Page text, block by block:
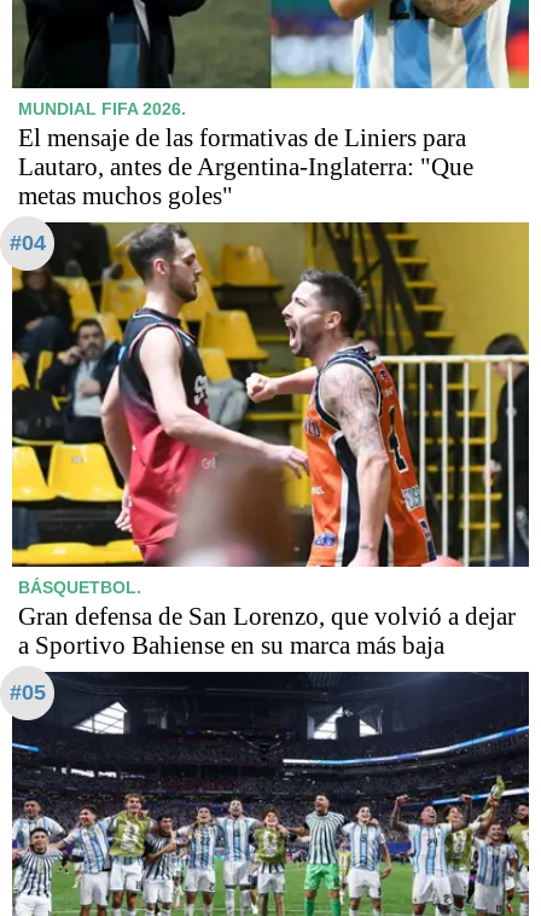
MUNDIAL FIFA 2026.
El mensaje de las formativas de Liniers para
Lautaro, antes de Argentina-Inglaterra: "Que
metas muchos goles"
#04
BÁSQUETBOL.
Gran defensa de San Lorenzo, que volvió a dejar
a Sportivo Bahiense en su marca más baja
#05